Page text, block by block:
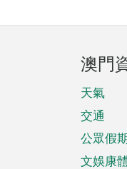
澳門
天氣
交通
公眾假
文娛康